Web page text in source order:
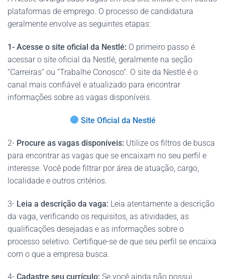
plataformas de emprego. O processo de candidatura
geralmente envolve as seguintes etapas:
1- Acesse o site oficial da Nestlé: O primeiro passo é
acessar o site oficial da Nestlé, geralmente na seção
“Carreiras” ou “Trabalhe Conosco”. O site da Nestlé é o
canal mais confiável e atualizado para encontrar
informações sobre as vagas disponíveis.
Site Oficial da Nestlé
2- Procure as vagas disponíveis: Utilize os filtros de busca
para encontrar as vagas que se encaixam no seu perfil e
interesse. Você pode filtrar por área de atuação, cargo,
localidade e outros critérios.
3- Leia a descrição da vaga: Leia atentamente a descrição
da vaga, verificando os requisitos, as atividades, as
qualificações desejadas e as informações sobre o
processo seletivo. Certifique-se de que seu perfil se encaixa
com o que a empresa busca.
4- Cadastre seu currículo: Se você ainda não possui